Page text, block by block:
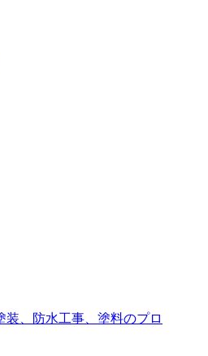
、防水工事、塗料のプロ